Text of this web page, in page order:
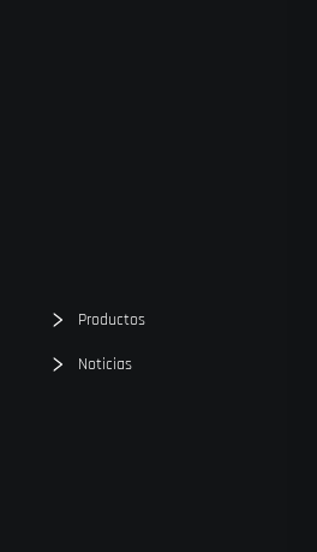
Productos
Noticias